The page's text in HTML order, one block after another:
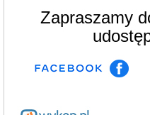
Zapraszamy